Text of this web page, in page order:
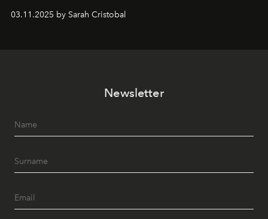
03.11.2025 by Sarah Cristobal
Newsletter